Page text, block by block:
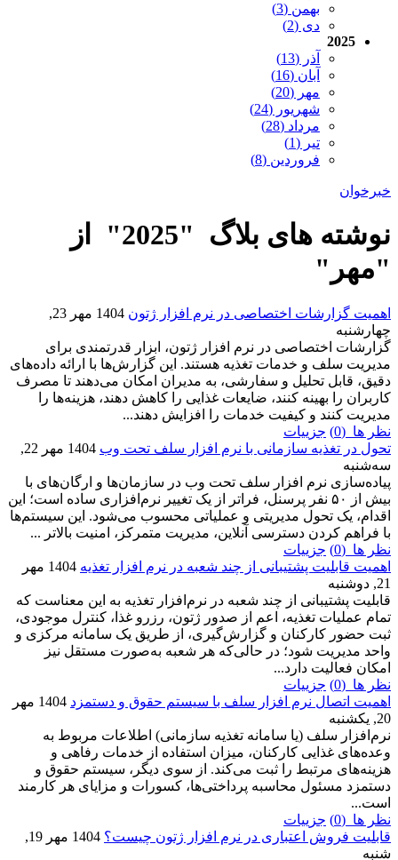
بهمن (3)
دی (2)
2025
آذر (13)
آبان (16)
مهر (20)
شهریور (24)
مرداد (28)
تیر (1)
فروردین (8)
خبرخوان
نوشته های بلاگ "2025" از
"مهر"
اهمیت گزارشات اختصاصی در نرم افزار ژتون
1404 مهر 23,
چهارشنبه
گزارشات اختصاصی در نرم افزار ژتون، ابزار قدرتمندی برای
مدیریت سلف و خدمات تغذیه هستند. این گزارش‌ها با ارائه داده‌های
دقیق، قابل تحلیل و سفارشی، به مدیران امکان می‌دهند تا مصرف
کاربران را بهینه کنند، ضایعات غذایی را کاهش دهند، هزینه‌ها را
مدیریت کنند و کیفیت خدمات را افزایش دهند...
نظر ها (0)
جزییات
تحول در تغذیه سازمانی با نرم افزار سلف تحت وب
1404 مهر 22,
سه‌شنبه
پیاده‌سازی نرم افزار سلف تحت وب در سازمان‌ها و ارگان‌های با
بیش از ۵۰ نفر پرسنل، فراتر از یک تغییر نرم‌افزاری ساده است؛ این
اقدام، یک تحول مدیریتی و عملیاتی محسوب می‌شود. این سیستم‌ها
با فراهم کردن دسترسی آنلاین، مدیریت متمرکز، امنیت بالاتر ...
نظر ها (0)
جزییات
اهمیت قابلیت پشتیبانی از چند شعبه در نرم افزار تغذیه
1404 مهر
21, دوشنبه
قابلیت پشتیبانی از چند شعبه در نرم‌افزار تغذیه به این معناست که
تمام عملیات تغذیه، اعم از صدور ژتون، رزرو غذا، کنترل موجودی،
ثبت حضور کارکنان و گزارش‌گیری، از طریق یک سامانه مرکزی و
واحد مدیریت شود؛ در حالی‌که هر شعبه به‌صورت مستقل نیز
امکان فعالیت دارد...
نظر ها (0)
جزییات
اهمیت اتصال نرم افزار سلف با سیستم حقوق و دستمزد
1404 مهر
20, یکشنبه
نرم‌افزار سلف (یا سامانه تغذیه سازمانی) اطلاعات مربوط به
وعده‌های غذایی کارکنان، میزان استفاده از خدمات رفاهی و
هزینه‌های مرتبط را ثبت می‌کند. از سوی دیگر، سیستم حقوق و
دستمزد مسئول محاسبه پرداختی‌ها، کسورات و مزایای هر کارمند
است...
نظر ها (0)
جزییات
قابلیت فروش اعتباری در نرم افزار ژتون چیست؟
1404 مهر 19,
شنبه